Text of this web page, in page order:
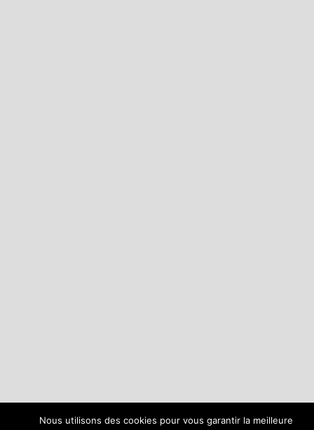
Nous utilisons des cookies pour vous garantir la meilleure